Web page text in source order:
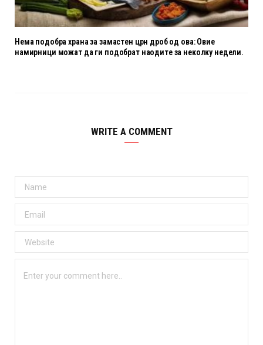
Нема подобра храна за замастен црн дроб од ова: Овие
намирници можат да ги подобрат наодите за неколку недели.
WRITE A COMMENT